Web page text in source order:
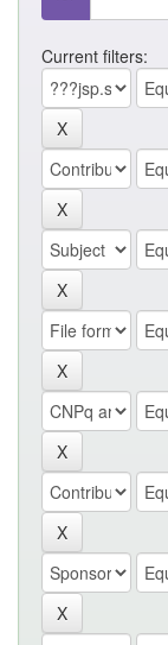
Current filters: